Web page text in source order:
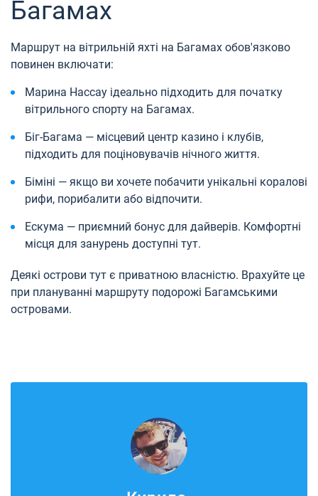
Багамах
Маршрут на вітрильній яхті на Багамах обов'язково
повинен включати:
Марина Нассау ідеально підходить для початку
вітрильного спорту на Багамах.
Біг-Багама — місцевий центр казино і клубів,
підходить для поціновувачів нічного життя.
Біміні — якщо ви хочете побачити унікальні коралові
рифи, порибалити або відпочити.
Ескума — приємний бонус для дайверів. Комфортні
місця для занурень доступні тут.
Деякі острови тут є приватною власністю. Врахуйте це
при плануванні маршруту подорожі Багамськими
островами.